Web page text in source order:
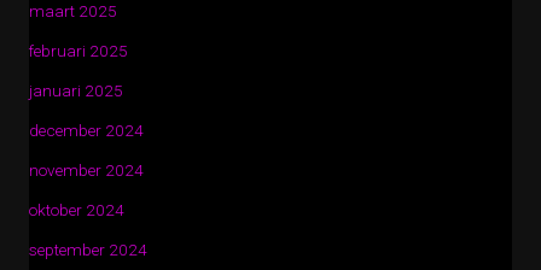
maart 2025
februari 2025
januari 2025
december 2024
november 2024
oktober 2024
september 2024